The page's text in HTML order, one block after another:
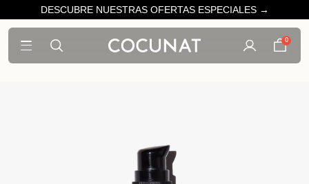
DESCUBRE NUESTRAS OFERTAS ESPECIALES →
0